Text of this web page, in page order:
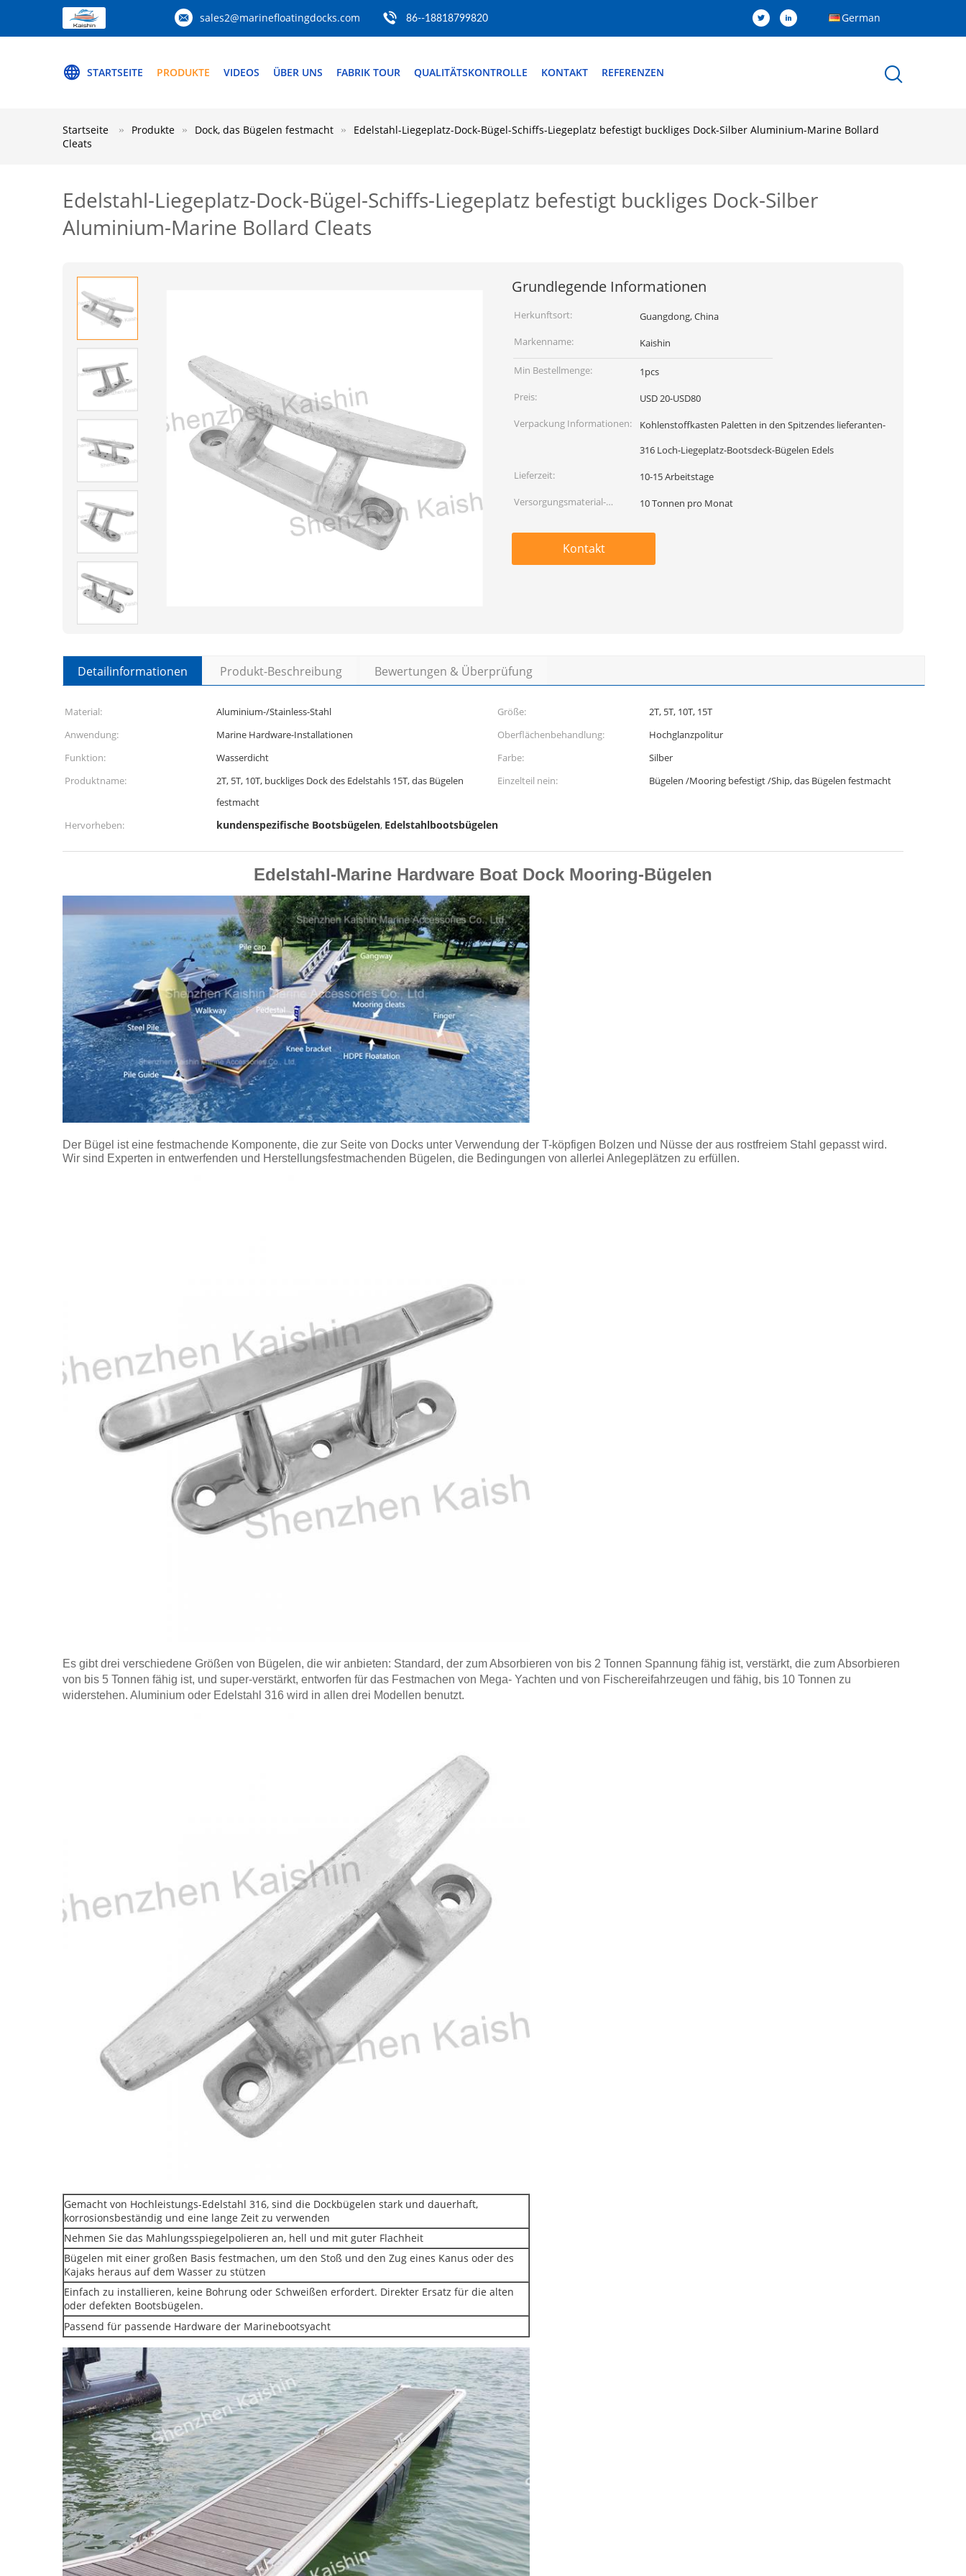
sales2@marinefloatingdocks.com 86--18818799820 German
STARTSEITE PRODUKTE VIDEOS ÜBER UNS FABRIK TOUR QUALITÄTSKONTROLLE KONTAKT REFERENZEN
Startseite Produkte Dock, das Bügelen festmacht
Edelstahl-Liegeplatz-Dock-Bügel-Schiffs-Liegeplatz befestigt buckliges Dock-Silber Aluminium-Marine Bollard
Cleats
Edelstahl-Liegeplatz-Dock-Bügel-Schiffs-Liegeplatz befestigt buckliges Dock-Silber
Aluminium-Marine Bollard Cleats
Grundlegende Informationen
Herkunftsort:
Guangdong, China
Markenname:
Kaishin
Min Bestellmenge:
1pcs
Preis:
USD 20-USD80
Verpackung Informationen:
Kohlenstoffkasten Paletten in den Spitzendes lieferanten-
316 Loch-Liegeplatz-Bootsdeck-Bügelen Edels
Lieferzeit:
10-15 Arbeitstage
Versorgungsmaterial-
10 Tonnen pro Monat
Kontakt
Detailinformationen Produkt-Beschreibung Bewertungen & Überprüfung
Material: Aluminium-/Stainless-Stahl Größe:
2T, 5T, 10T, 15T
Anwendung:
Marine Hardware-Installationen Oberflächenbehandlung:
Hochglanzpolitur
Funktion:
Wasserdicht Farbe:
Silber
Produktname:
2T, 5T, 10T, buckliges Dock des Edelstahls 15T, das Bügelen
festmacht
Einzelteil nein: Bügelen /Mooring befestigt /Ship, das Bügelen festmacht
Hervorheben: kundenspezifische Bootsbügelen, Edelstahlbootsbügelen
Edelstahl-Marine Hardware Boat Dock Mooring-Bügelen
Der Bügel ist eine festmachende Komponente, die zur Seite von Docks unter Verwendung der T-köpfigen Bolzen und Nüsse der aus rostfreiem Stahl gepasst wird.
Wir sind Experten in entwerfenden und Herstellungsfestmachenden Bügelen, die Bedingungen von allerlei Anlegeplätzen zu erfüllen.
Es gibt drei verschiedene Größen von Bügelen, die wir anbieten: Standard, der zum Absorbieren von bis 2 Tonnen Spannung fähig ist, verstärkt, die zum Absorbieren
von bis 5 Tonnen fähig ist, und super-verstärkt, entworfen für das Festmachen von Mega- Yachten und von Fischereifahrzeugen und fähig, bis 10 Tonnen zu
widerstehen. Aluminium oder Edelstahl 316 wird in allen drei Modellen benutzt.
Gemacht von Hochleistungs-Edelstahl 316, sind die Dockbügelen stark und dauerhaft,
korrosionsbeständig und eine lange Zeit zu verwenden
Nehmen Sie das Mahlungsspiegelpolieren an, hell und mit guter Flachheit
Bügelen mit einer großen Basis festmachen, um den Stoß und den Zug eines Kanus oder des
Kajaks heraus auf dem Wasser zu stützen
Einfach zu installieren, keine Bohrung oder Schweißen erfordert. Direkter Ersatz für die alten
oder defekten Bootsbügelen.
Passend für passende Hardware der Marinebootsyacht